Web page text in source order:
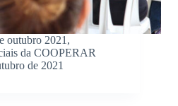
outubro 2021,
da COOPERAR
de 2021